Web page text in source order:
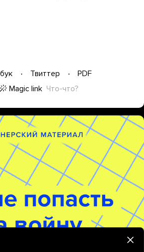
Твиттер
PDF
Magic link Что-что?